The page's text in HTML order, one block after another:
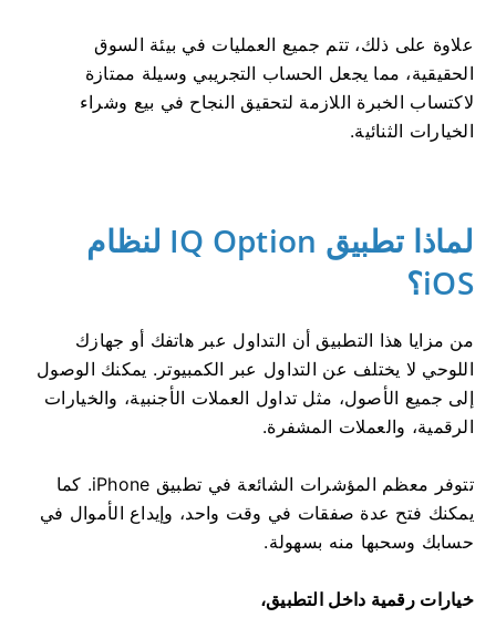
علاوة على ذلك، تتم جميع العمليات في بيئة السوق
الحقيقية، مما يجعل الحساب التجريبي وسيلة ممتازة
لاكتساب الخبرة اللازمة لتحقيق النجاح في بيع وشراء
الخيارات الثنائية.
لماذا تطبيق IQ Option لنظام
iOS؟
من مزايا هذا التطبيق أن التداول عبر هاتفك أو جهازك
اللوحي لا يختلف عن التداول عبر الكمبيوتر. يمكنك الوصول
إلى جميع الأصول، مثل تداول العملات الأجنبية، والخيارات
الرقمية، والعملات المشفرة.
تتوفر معظم المؤشرات الشائعة في تطبيق iPhone. كما
يمكنك فتح عدة صفقات في وقت واحد، وإيداع الأموال في
حسابك وسحبها منه بسهولة.
خيارات رقمية داخل التطبيق،